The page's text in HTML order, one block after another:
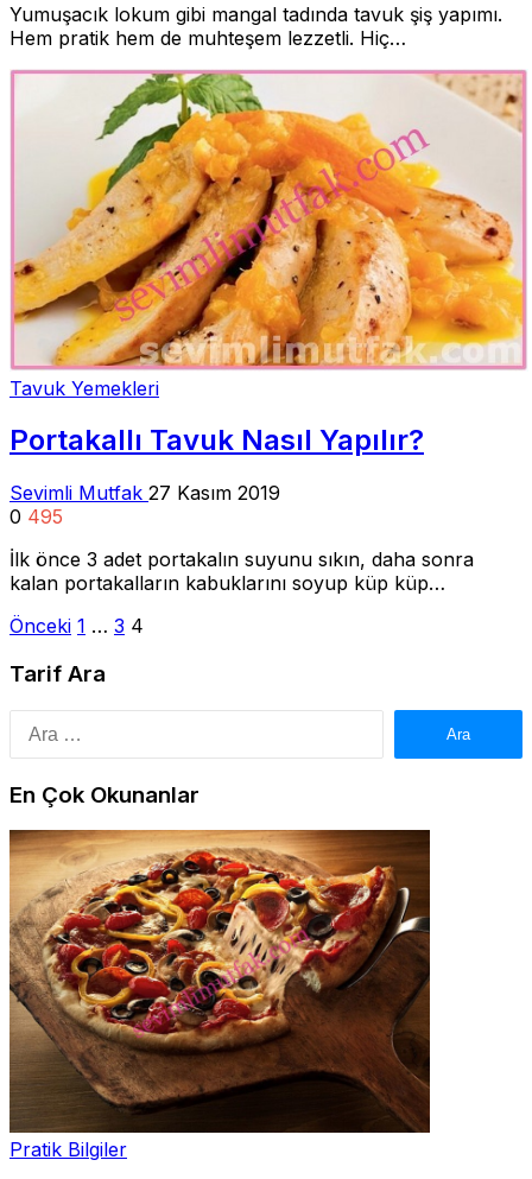
Yumuşacık lokum gibi mangal tadında tavuk şiş yapımı.
Hem pratik hem de muhteşem lezzetli. Hiç…
Tavuk Yemekleri
Portakallı Tavuk Nasıl Yapılır?
Sevimli Mutfak 27 Kasım 2019
0 495
İlk önce 3 adet portakalın suyunu sıkın, daha sonra
kalan portakalların kabuklarını soyup küp küp…
Yazı
sayfalandırması
Önceki 1 … 3 4
Tarif Ara
Arama:
En Çok Okunanlar
Pratik Bilgiler